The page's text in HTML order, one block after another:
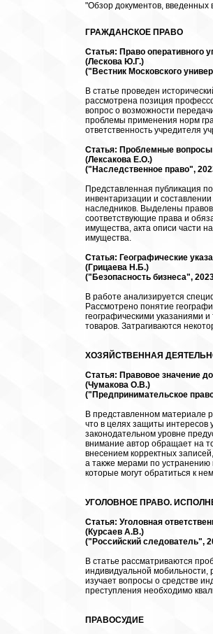
"Обзор документов,
ГРАЖДАНСКОЕ ПРАВО
Статья: Право оперативного
(Лескова Ю.Г.)
("Вестник Московского
В статье проведен
рассмотрена позиция
вопрос о возможности
проблемы применения норм
ответственность учредителя
Статья: Проблемные вопросы
(Лексакова Е.О.)
("Наследственное право",
Представленная публикация
инвентаризации и
наследников. Выделены
соответствующие права и
имущества, акта описи части
имущества.
Статья: Географические
(Грицаева Н.Б.)
("Безопасность бизнеса",
В работе анализируется
Рассмотрено понятие
географическими указаниями
товаров. Затрагиваются
ХОЗЯЙСТВЕННАЯ
Статья: Правовое значение
(Чумакова О.В.)
("Предпринимательское
В представленном материале
что в целях защиты интересов
законодательном уровне
внимание автор обращает на
внесением корректных
а также мерами по устранению
которые могут обратиться к
УГОЛОВНОЕ ПРАВО.
Статья: Уголовная
(Курсаев А.В.)
("Российский следователь",
В статье рассматриваются
индивидуальной мобильности,
изучает вопросы о средстве
преступления необходимо
ПРАВОСУДИЕ